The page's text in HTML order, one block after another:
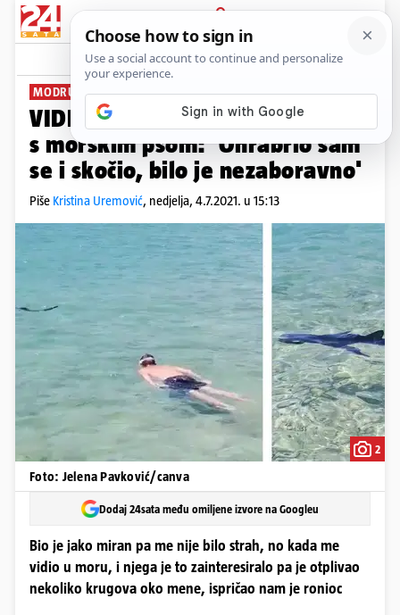
PRIJAVA
News Komentari
MODRULJ U JADRANSKOM MORU
VIDEO Ronioc iz Tisnog zaplivao
s morskim psom: 'Ohrabrio sam
se i skočio, bilo je nezaboravno'
Piše Kristina Uremović, nedjelja, 4.7.2021. u 15:13
2
Foto: Jelena Pavković/canva
Dodaj 24sata među omiljene izvore na Googleu
Bio je jako miran pa me nije bilo strah, no kada me
vidio u moru, i njega je to zainteresiralo pa je otplivao
nekoliko krugova oko mene, ispričao nam je ronioc